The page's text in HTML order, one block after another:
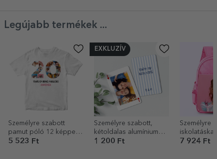
Legújabb termékek ...
Személyre szabott
pamut póló 12 képpel
és üzenettel – 20 éves
5 523 Ft
EXKLUZÍV
Személyre szabott,
kétoldalas alumínium
kártya fotóval és
1 200 Ft
Személyre
iskolatáska
7 924 Ft